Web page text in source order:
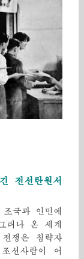
전선탄원서
국과 인민에
러나 온 세계
쟁은 침략자
선사람이 어